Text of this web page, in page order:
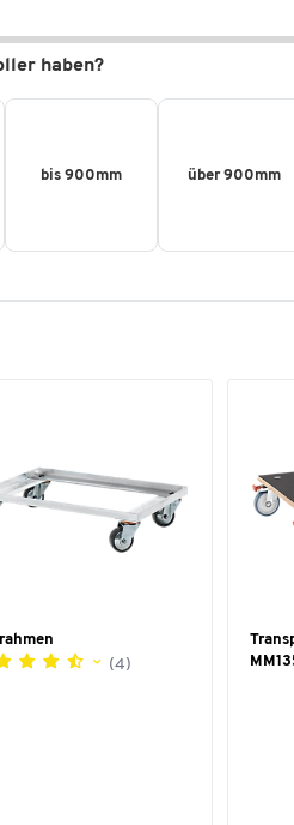
haben?
bis 900mm über 900mm
(4)